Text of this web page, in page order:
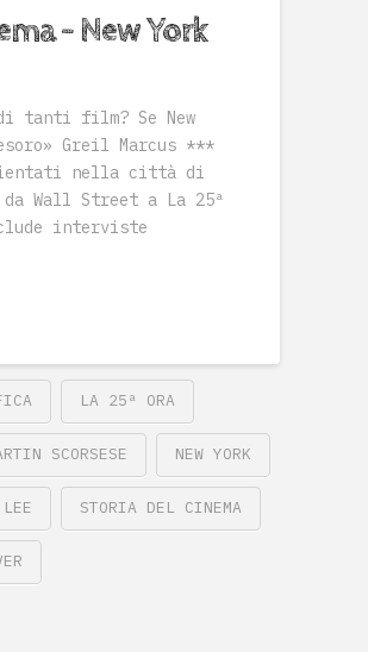
– New York
tanti film? Se New
Greil Marcus ***
nella città di
Wall Street a La 25ª
interviste
LA 25ª ORA
SCORSESE NEW YORK
STORIA DEL CINEMA